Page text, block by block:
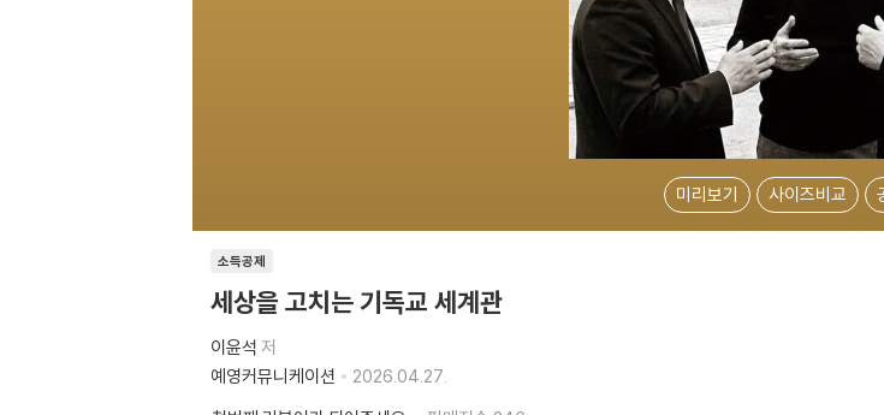
미리보기 사이즈비교
소득공제
세상을 고치는 기독교 세계관
이윤석 저
예영커뮤니케이션
2026.04.27.